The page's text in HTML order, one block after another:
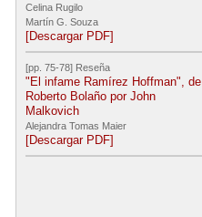
Celina Rugilo
Martín G. Souza
[Descargar PDF]
[pp. 75-78] Reseña
"El infame Ramírez Hoffman", de
Roberto Bolaño por John
Malkovich
Alejandra Tomas Maier
[Descargar PDF]